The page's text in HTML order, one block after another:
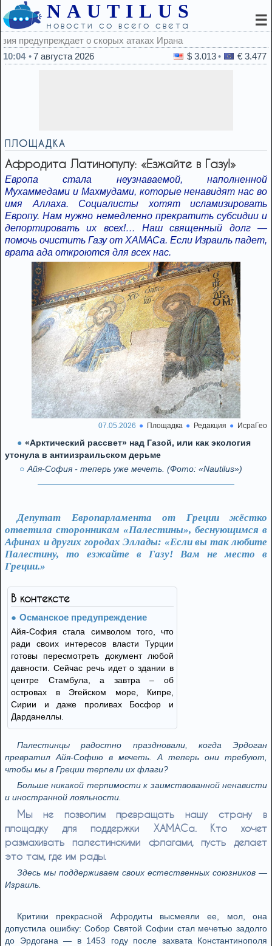
NAUTILUS
новости со всего света ☰
10:04
7 августа 2026 $ 3.013 € 3.477
ПЛОЩАДКА
Афродита Латинопулу: «Езжайте в Газу!»
Европа стала неузнаваемой, наполненной
Мухаммедами и Махмудами, которые ненавидят нас во
имя Аллаха. Социалисты хотят исламизировать
Европу. Нам нужно немедленно прекратить субсидии и
депортировать их всех!… Наш священный долг —
помочь очистить Газу от ХАМАСа. Если Израиль падет,
врата ада откроются для всех нас.
07.05.2026 Площадка Редакция ИсраГео
«Арктический рассвет» над Газой, или как экология
утонула в антиизраильском дерьме
Айя-София - теперь уже мечеть. (Фото: «Nautilus»)
Депутат Европарламента от Греции жёстко
ответила сторонникам «Палестины», беснующимся в
Афинах и других городах Эллады: «Если вы так любите
Палестину, то езжайте в Газу! Вам не место в
Греции.»
В контексте
Османское предупреждение
Айя-София стала символом того, что
ради своих интересов власти Турции
готовы пересмотреть документ любой
давности. Сейчас речь идет о здании в
центре Стамбула, а завтра – об
островах в Эгейском море, Кипре,
Сирии и даже проливах Босфор и
Дарданеллы.
Палестинцы радостно праздновали, когда Эрдоган
превратил Айя-Софию в мечеть. А теперь они требуют,
чтобы мы в Греции терпели их флаги?
Больше никакой терпимости к заимствованной ненависти
и иностранной лояльности.
Мы не позволим превращать нашу страну в
площадку для поддержки ХАМАСа. Кто хочет
размахивать палестинскими флагами, пусть делает
это там, где им рады.
Здесь мы поддерживаем своих естественных союзников —
Израиль.
Критики прекрасной Афродиты высмеяли ее, мол, она
допустила ошибку: Собор Святой Софии стал мечетью задолго
до Эрдогана — в 1453 году после захвата Константинополя